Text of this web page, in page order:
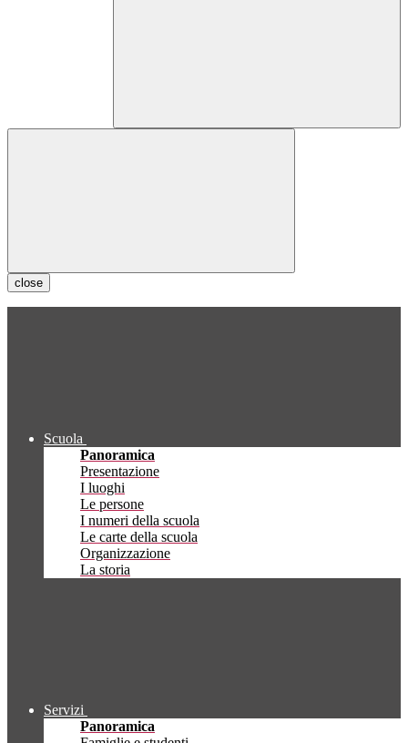
close
Scuola
Panoramica
Presentazione
I luoghi
Le persone
I numeri della scuola
Le carte della scuola
Organizzazione
La storia
Servizi
Panoramica